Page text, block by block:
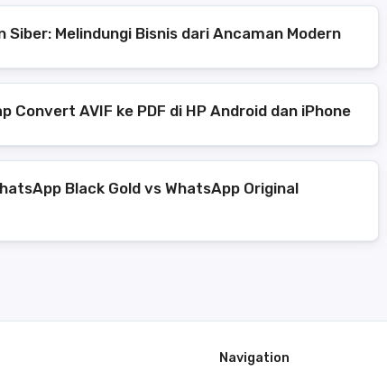
Siber: Melindungi Bisnis dari Ancaman Modern
Convert AVIF ke PDF di HP Android dan iPhone
Black Gold vs WhatsApp Original
Navigation